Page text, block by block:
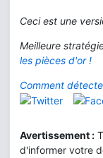
Ceci est une
Meilleure
les pièces d'or !
Comment
Avertissement :
d'informer votre